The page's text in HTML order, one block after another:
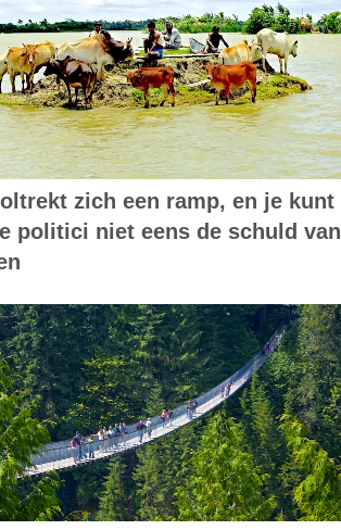
zich een ramp, en je kunt
politici niet eens de schuld van